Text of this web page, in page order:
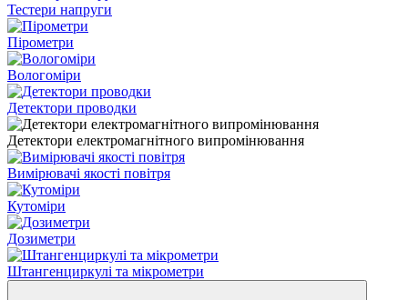
Тестери напруги
Пірометри
Вологоміри
Детектори проводки
Детектори електромагнітного випромінювання
Вимірювачі якості повітря
Кутоміри
Дозиметри
Штангенциркулі та мікрометри